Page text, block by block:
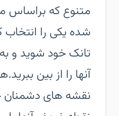
متنوع که براساس
شده یکی را
تانک خود شوید و به
آنها را از بین
نقشه های دشمنان